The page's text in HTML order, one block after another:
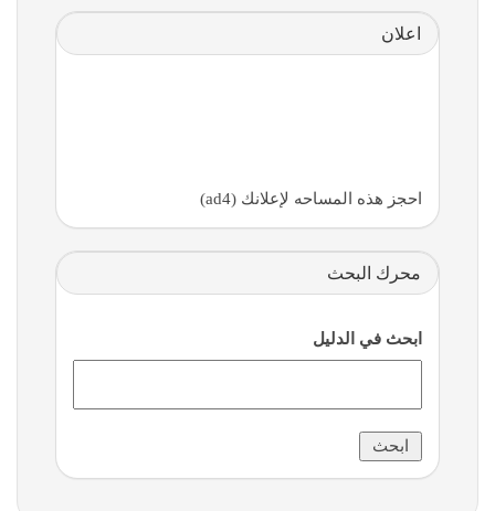
اعلان
احجز هذه المساحه لإعلانك (ad4)
محرك البحث
ابحث في الدليل